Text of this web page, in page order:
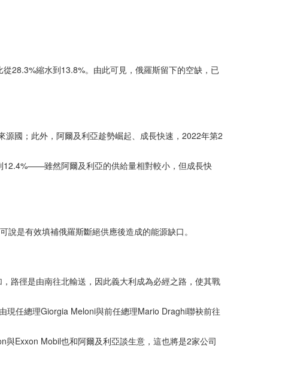
28.3%縮水到13.8%。由此可見，俄羅斯留下的空缺，已
國；此外，阿爾及利亞趁勢崛起、成長快速，2022年第2
12.4%——雖然阿爾及利亞的供給量相對較小，但成長快
是有效填補俄羅斯斷絕供應後造成的能源缺口。
路徑是由南往北輸送，因此義大利成為必經之路，使其戰
現任總理Giorgia Meloni與前任總理Mario Draghi聯袂前往
Exxon Mobil也和阿爾及利亞談生意，這也將是2家公司